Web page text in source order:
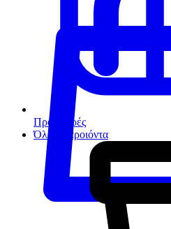
Προσφορές
Όλα τα προιόντα